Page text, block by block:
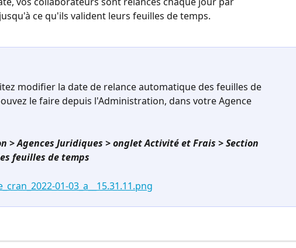
ce qu'ils valident leurs feuilles de temps.
modifier la date de relance automatique des feuilles de
le faire depuis l'Administration, dans votre Agence
> Agences Juridiques > onglet Activité et Frais > Section
feuilles de temps